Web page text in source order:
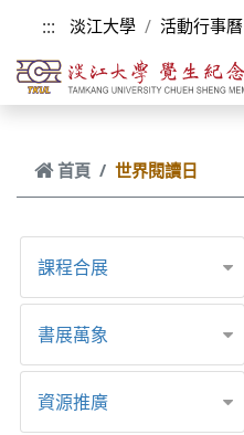
跳到主要內容
::: 淡江大學 活動行事曆
首頁 世界閱讀日
課程合展
書展萬象
資源推廣